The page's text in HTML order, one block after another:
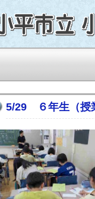
5/29 ６年生（授